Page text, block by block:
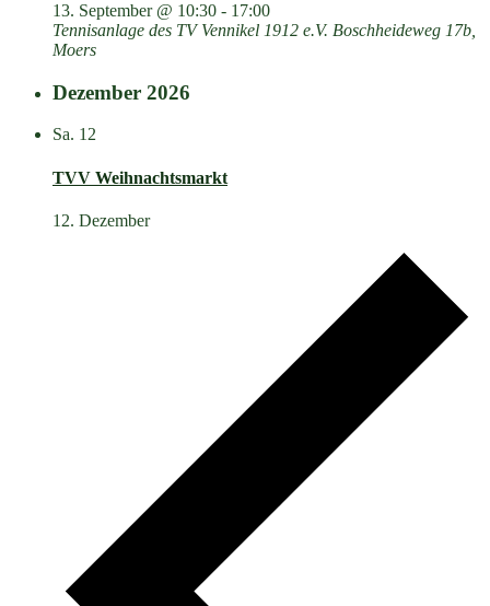
13. September @ 10:30 - 17:00
Tennisanlage des TV Vennikel 1912 e.V. Boschheideweg 17b,
Moers
Dezember 2026
Sa. 12
TVV Weihnachtsmarkt
12. Dezember